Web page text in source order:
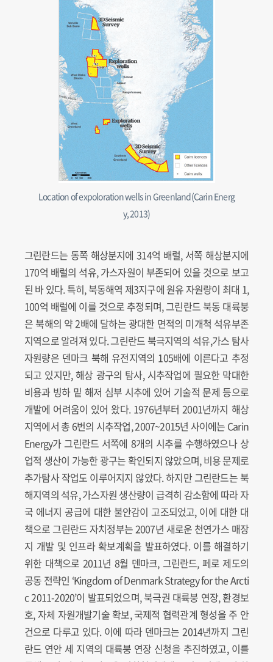
Location of expoloration wells in Greenland(Carin Energ
y, 2013)
그린란드는 동쪽 해상분지에 314억 배럴, 서쪽 해상분지에
170억 배럴의 석유, 가스자원이 부존되어 있을 것으로 보고
된 바 있다. 특히, 북동해역 제3지구에 원유 자원량이 최대 1,
100억 배럴에 이를 것으로 추정되며, 그린란드 북동 대륙붕
은 북해의 약 2배에 달하는 광대한 면적의 미개척 석유부존
지역으로 알려져 있다. 그린란드 북극지역의 석유,가스 탐사
자원량은 덴마크 북해 유전지역의 105배에 이른다고 추정
되고 있지만, 해상 광구의 탐사, 시추작업에 필요한 막대한
비용과 빙하 밑 해저 심부 시추에 있어 기술적 문제 등으로
개발에 어려움이 있어 왔다. 1976년부터 2001년까지 해상
지역에서 총 6번의 시추작업, 2007~2015년 사이에는 Carin
Energy가 그린란드 서쪽에 8개의 시추를 수행하였으나 상
업적 생산이 가능한 광구는 확인되지 않았으며, 비용 문제로
추가탐사 작업도 이루어지지 않았다. 하지만 그린란드는 북
해지역의 석유, 가스자원 생산량이 급격히 감소함에 따라 자
국 에너지 공급에 대한 불안감이 고조되었고, 이에 대한 대
책으로 그린란드 자치정부는 2007년 새로운 천연가스 매장
지 개발 및 인프라 확보계획을 발표하였다. 이를 해결하기
위한 대책으로 2011년 8월 덴마크, 그린란드, 페로 제도의
공동 전략인 ‘Kingdom of Denmark Strategy for the Arcti
c 2011-2020’이 발표되었으며, 북극권 대륙붕 연장, 환경보
호, 자체 자원개발기술 확보, 국제적 협력관계 형성을 주 안
건으로 다루고 있다. 이에 따라 덴마크는 2014년까지 그린
란드 연안 세 지역의 대륙붕 연장 신청을 추진하였고, 이를